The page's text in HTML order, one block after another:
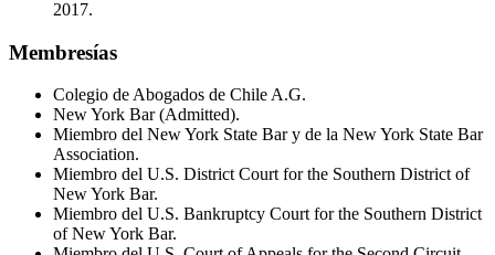
2017.
Membresías
Colegio de Abogados de Chile A.G.
New York Bar (Admitted).
Miembro del New York State Bar y de la New York State Bar
Association.
Miembro del U.S. District Court for the Southern District of
New York Bar.
Miembro del U.S. Bankruptcy Court for the Southern District
of New York Bar.